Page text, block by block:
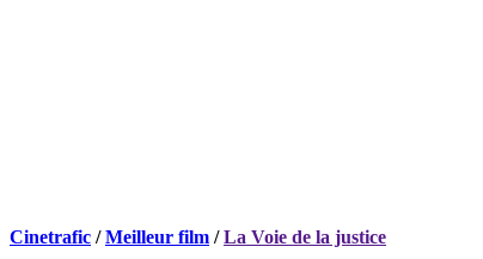
Cinetrafic /Meilleur film /La Voie de la justice